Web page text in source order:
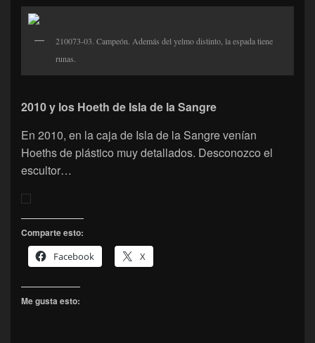
210073-03. Campeón. Además del yelmo distinto, la espada tiene
runas.
2010 y los Hoeth de Isla de la Sangre
En 2010, en la caja de Isla de la Sangre venían
Hoeths de plástico muy detallados. Desconozco el
escultor…
Comparte esto:
Facebook
X
Me gusta esto: